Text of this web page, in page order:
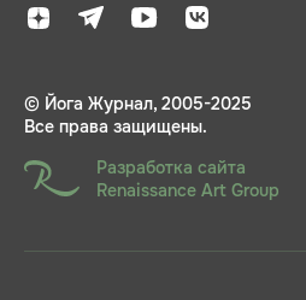
© Йога Журнал, 2005-2025
Все права защищены.
Разработка сайта
Renaissance Art Group